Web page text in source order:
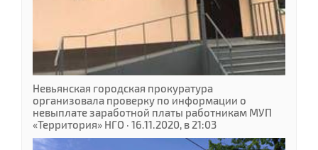
Невьянская городская прокуратура
организовала проверку по информации о
невыплате заработной платы работникам МУП
«Территория» НГО · 16.11.2020, в 21:03